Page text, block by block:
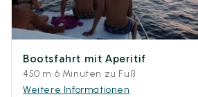
Bootsfahrt mit Aperitif
450 m 6 Minuten zu Fuß
Weitere Informationen